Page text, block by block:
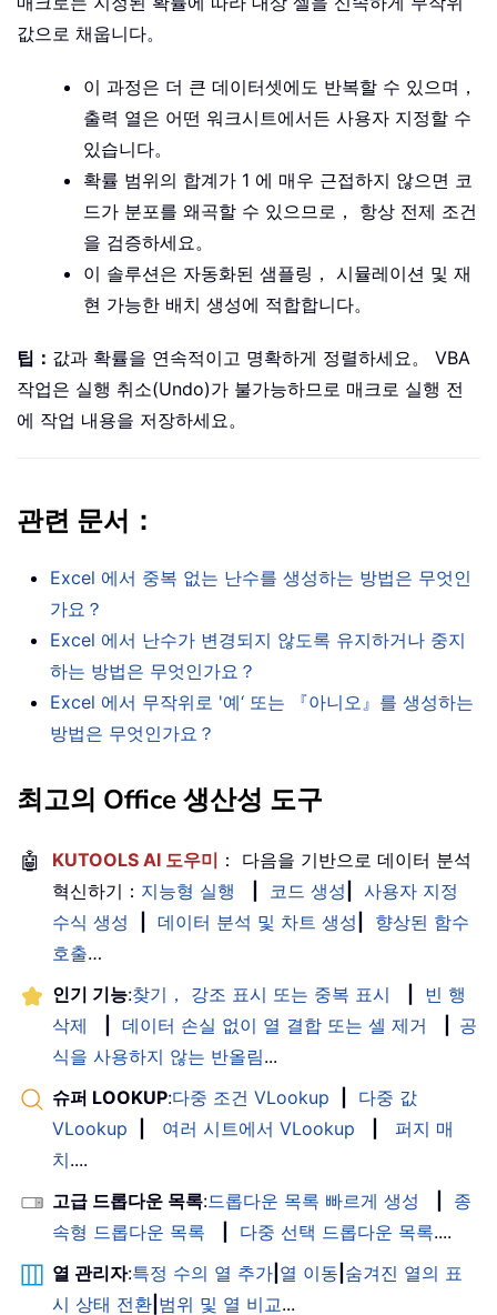
값으로 채웁니다。
이 과정은 더 큰 데이터셋에도 반복할 수 있으며，
출력 열은 어떤 워크시트에서든 사용자 지정할 수
있습니다。
확률 범위의 합계가 1 에 매우 근접하지 않으면 코
드가 분포를 왜곡할 수 있으므로， 항상 전제 조건
을 검증하세요。
이 솔루션은 자동화된 샘플링， 시뮬레이션 및 재
현 가능한 배치 생성에 적합합니다。
팁： 값과 확률을 연속적이고 명확하게 정렬하세요。 VBA
작업은 실행 취소(Undo)가 불가능하므로 매크로 실행 전
에 작업 내용을 저장하세요。
관련 문서：
Excel 에서 중복 없는 난수를 생성하는 방법은 무엇인
가요？
Excel 에서 난수가 변경되지 않도록 유지하거나 중지
하는 방법은 무엇인가요？
Excel 에서 무작위로 '예‘ 또는 『아니오』를 생성하는
방법은 무엇인가요？
최고의 Office 생산성 도구
🤖 KUTOOLS AI 도우미 ： 다음을 기반으로 데이터 분석
혁신하기： 지능형 실행 코드 생성
사용자 지정
수식 생성
데이터 분석 및 차트 생성
향상된 함수
호출…
인기 기능:찾기， 강조 표시 또는 중복 표시
빈 행
삭제
데이터 손실 없이 열 결합 또는 셀 제거
공
식을 사용하지 않는 반올림...
슈퍼 LOOKUP:다중 조건 VLookup
다중 값
VLookup
여러 시트에서 VLookup
퍼지 매
치....
고급 드롭다운 목록:드롭다운 목록 빠르게 생성
종
속형 드롭다운 목록
다중 선택 드롭다운 목록....
열 관리자:특정 수의 열 추가 열 이동 숨겨진 열의 표
시 상태 전환 범위 및 열 비교...